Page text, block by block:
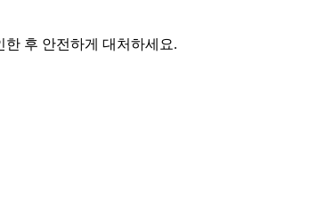
후 안전하게 대처하세요.